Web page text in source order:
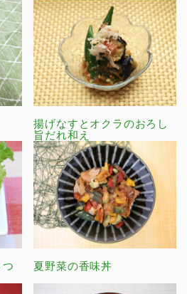
揚げなすとオクラのおろし
旨だれ和え
夏野菜の香味丼